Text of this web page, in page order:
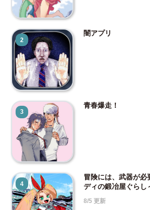
2
闇アプリ
3
青春爆走！
4
冒険には、武器が必
ディの鍛冶屋ぐらし
8/5 更新